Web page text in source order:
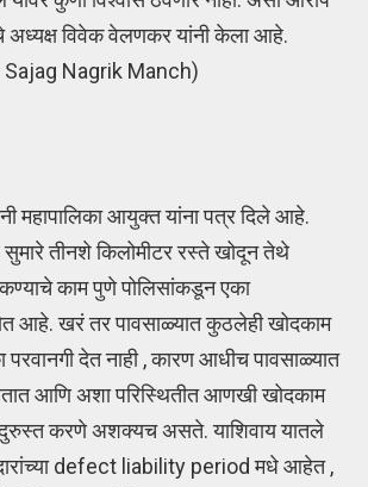
अध्यक्ष विवेक वेलणकर यांनी केला आहे.
Nagrik Manch)
महापालिका आयुक्त यांना पत्र दिले आहे.
सुमारे तीनशे किलोमीटर रस्ते खोदून तेथे
काम पुणे पोलिसांकडून एका
आहे. खरं तर पावसाळ्यात कुठलेही खोदकाम
परवानगी देत नाही , कारण आधीच पावसाळ्यात
आणि अशा परिस्थितीत आणखी खोदकाम
करणे अशक्यच असते. याशिवाय यातले
defect liability period मधे आहेत ,